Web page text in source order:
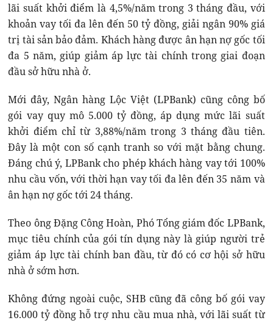
lãi suất khởi điểm là 4,5%/năm trong 3 tháng đầu, với
khoản vay tối đa lên đến 50 tỷ đồng, giải ngân 90% giá
trị tài sản bảo đảm. Khách hàng được ân hạn nợ gốc tối
đa 5 năm, giúp giảm áp lực tài chính trong giai đoạn
đầu sở hữu nhà ở.
Mới đây, Ngân hàng Lộc Việt (LPBank) cũng công bố
gói vay quy mô 5.000 tỷ đồng, áp dụng mức lãi suất
khởi điểm chỉ từ 3,88%/năm trong 3 tháng đầu tiên.
Đây là một con số cạnh tranh so với mặt bằng chung.
Đáng chú ý, LPBank cho phép khách hàng vay tới 100%
nhu cầu vốn, với thời hạn vay tối đa lên đến 35 năm và
ân hạn nợ gốc tới 24 tháng.
Theo ông Đặng Công Hoàn, Phó Tổng giám đốc LPBank,
mục tiêu chính của gói tín dụng này là giúp người trẻ
giảm áp lực tài chính ban đầu, từ đó có cơ hội sở hữu
nhà ở sớm hơn.
Không đứng ngoài cuộc, SHB cũng đã công bố gói vay
16.000 tỷ đồng hỗ trợ nhu cầu mua nhà, với lãi suất từ